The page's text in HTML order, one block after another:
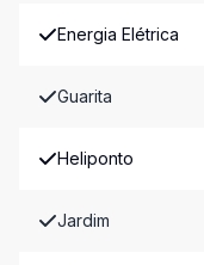
Energia Elétrica
Guarita
Heliponto
Jardim